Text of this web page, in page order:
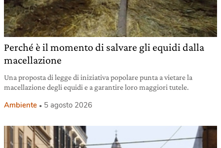
Perché è il momento di salvare gli equidi dalla
macellazione
Una proposta di legge di iniziativa popolare punta a vietare la
macellazione degli equidi e a garantire loro maggiori tutele.
Ambiente 5 agosto 2026